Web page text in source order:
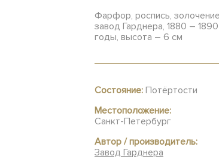
Фарфор, роспись,
завод Гарднера, 1880 – 1890
годы, высота – 6 см
Состояние: Потёртости
Местоположение:
Санкт-Петербург
Автор / производитель:
Завод Гарднера